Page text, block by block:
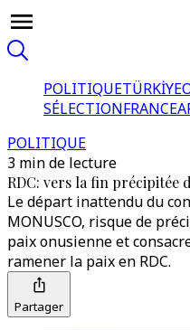
POLITIQUETÜRKİYE
SÉLECTIONFRANCE
POLITIQUE
3 min de lecture
RDC: vers la fin précipitée
Le départ inattendu du
MONUSCO, risque de
paix onusienne et
ramener la paix en RDC.
Partager